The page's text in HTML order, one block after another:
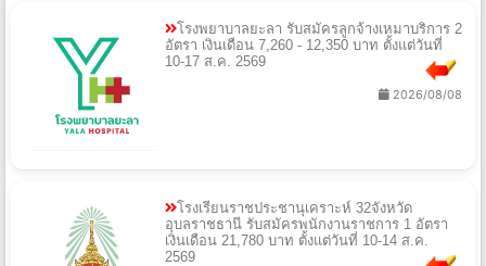
โรงพยาบาลยะลา รับสมัครลูกจ้างเหมาบริการ 2
อัตรา เงินเดือน 7,260 - 12,350 บาท ตั้งแต่วันที่
10-17 ส.ค. 2569
2026/08/08
โรงเรียนราชประชานุเคราะห์ 32จังหวัด
อุบลราชธานี รับสมัครพนักงานราชการ 1 อัตรา
เงินเดือน 21,780 บาท ตั้งแต่วันที่ 10-14 ส.ค.
2569